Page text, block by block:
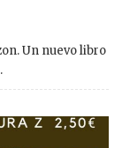
Un nuevo libro